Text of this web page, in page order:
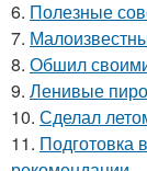
6. Полезные
7.
8. Обшил
9. Ленивые
10. Сделал
11. Подготовка